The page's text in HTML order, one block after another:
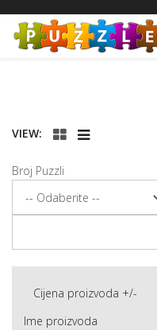
VIEW:
Broj Puzzli
Cijena proizvoda +/-
Ime proizvoda